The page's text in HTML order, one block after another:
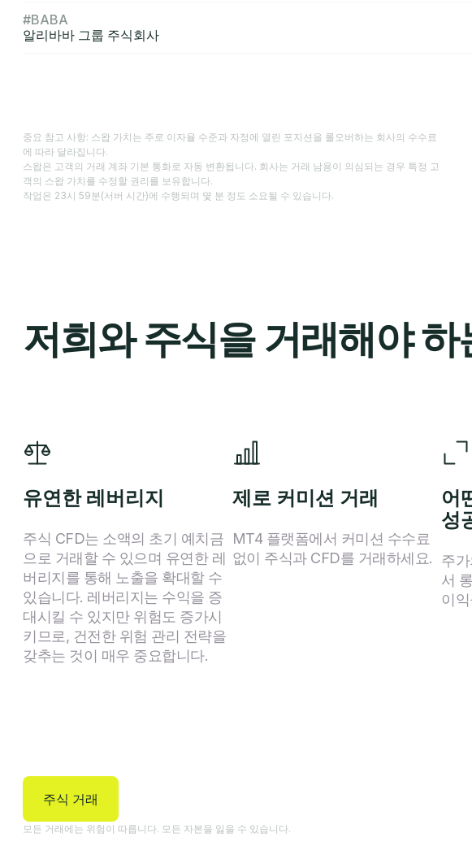
#BABA
알리바바 그룹 주식회사
중요 참고 사항: 스왑 가치는 주로 이자율 수준과 자정에 열린 포지션을 롤오버하는 회사의 수수료
에 따라 달라집니다.
스왑은 고객의 거래 계좌 기본 통화로 자동 변환됩니다. 회사는 거래 남용이 의심되는 경우 특정 고
객의 스왑 가치를 수정할 권리를 보유합니다.
작업은 23시 59분(서버 시간)에 수행되며 몇 분 정도 소요될 수 있습니다.
저희와 주식을 거래해야
유연한 레버리지
주식 CFD는 소액의 초기 예치금
으로 거래할 수 있으며 유연한 레
버리지를 통해 노출을 확대할 수
있습니다. 레버리지는 수익을 증
대시킬 수 있지만 위험도 증가시
키므로, 건전한 위험 관리 전략을
갖추는 것이 매우 중요합니다.
제로 커미션 거래
MT4 플랫폼에서 커미션 수수료
없이 주식과 CFD를 거래하세요.
어
성
주
서
이
주식 거래
모든 거래에는 위험이 따릅니다. 모든 자본을 잃을 수 있습니다.